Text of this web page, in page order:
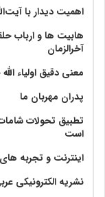
اهمیت دیدار با
هابیت ها و ارباب
آخرالزمان
معنی دقیق اولیاء
پدران مهربان ما
تطبیق تحولات
است
اینترنت و تجربه
نشریه الکترونیکی